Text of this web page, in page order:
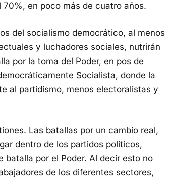
en poco más de cuatro años.
del socialismo democrático, al menos
y luchadores sociales, nutrirán
por la toma del Poder, en pos de
Socialista, donde la
al partidismo, menos electoralistas y
Las batallas por un cambio real,
dentro de los partidos políticos,
por el Poder. Al decir esto no
de los diferentes sectores,